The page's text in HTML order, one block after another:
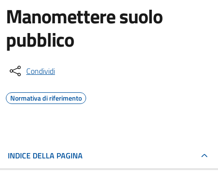
Manomettere suolo
pubblico
Condividi
Normativa di riferimento
INDICE DELLA PAGINA